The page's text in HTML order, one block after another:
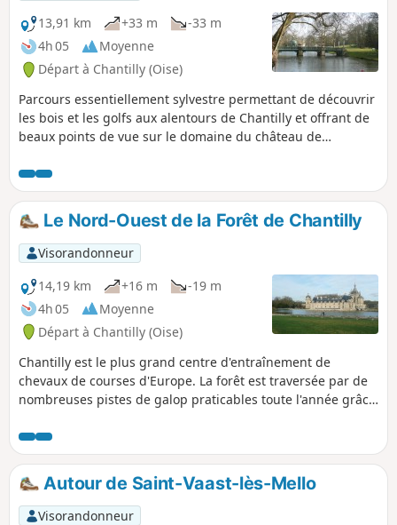
13,91 km
+33 m
-33 m
4h 05
Moyenne
Départ à Chantilly (Oise)
Parcours essentiellement sylvestre permettant de découvrir
les bois et les golfs aux alentours de Chantilly et offrant de
beaux points de vue sur le domaine du château de
Le Nord-Ouest de la Forêt de Chantilly
Visorandonneur
14,19 km
+16 m
-19 m
4h 05
Moyenne
Départ à Chantilly (Oise)
Chantilly est le plus grand centre d'entraînement de
chevaux de courses d'Europe. La forêt est traversée par de
nombreuses pistes de galop praticables toute l'année grâce
peut se rendre compte de l'importance de cette activité
dans la forêt elle-même et dans la plaine bordant sa lisière
Nord. De très belles vues sur le château, les Grandes
Écuries et le Canal Saint-Jean complètent l'agrément du
circuit.
Autour de Saint-Vaast-lès-Mello
Visorandonneur